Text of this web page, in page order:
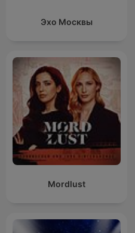
Эхо Москвы
Mordlust